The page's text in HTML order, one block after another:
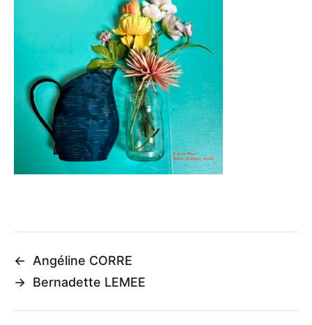
←
Angéline CORRE
→ Bernadette LEMEE